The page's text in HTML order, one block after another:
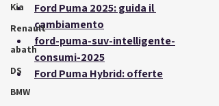
Kia
Renault
abath
DS
BMW
Ford Puma 2025: guida il
cambiamento
ford-puma-suv-intelligente-
consumi-2025
Ford Puma Hybrid: offerte